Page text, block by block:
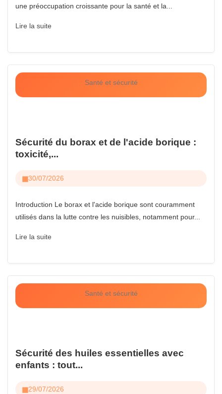
une préoccupation croissante pour la santé et la...
Lire la suite
Santé et sécurité
Sécurité du borax et de l'acide borique :
toxicité,...
30/07/2026
Introduction Le borax et l'acide borique sont couramment
utilisés dans la lutte contre les nuisibles, notamment pour...
Lire la suite
Santé et sécurité
Sécurité des huiles essentielles avec
enfants : tout...
29/07/2026